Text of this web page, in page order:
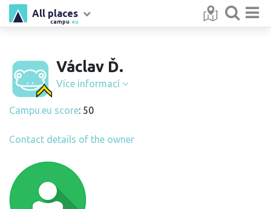
campu .eu
All places
Václav Ď.
Více informací
Campu.eu score: 50
Contact details of the owner